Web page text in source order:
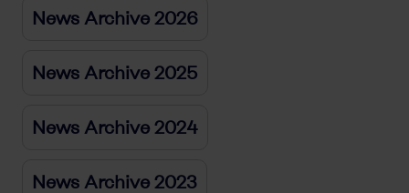
News Archive 2026
News Archive 2025
News Archive 2024
News Archive 2023